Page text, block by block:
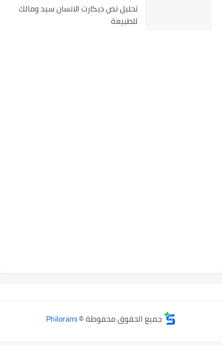
تحليل نص ديكارت الانسان سيد ومالك
للطبيعة
جميع الحقوق محفوظة ©Philorami